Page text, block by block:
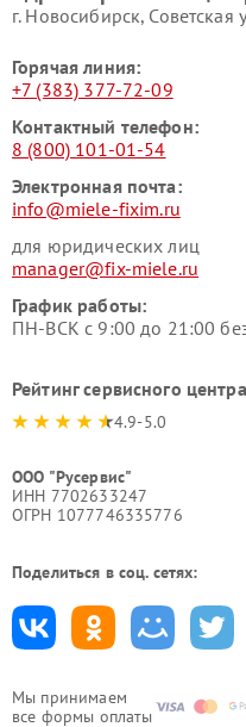
Мы принимаем
все формы оплаты
г. Новосибирск, Советская
Горячая линия:
+7 (383) 377-72-09
Контактный телефон:
8 (800) 101-01-54
Электронная почта:
info@miele-fixim.ru
для юридических лиц
manager@fix-miele.ru
График работы:
ПН-ВСК с 9:00 до 21:00
Рейтинг сервисного центра
4.9-5.0
ООО "Русервис"
ИНН 7702633247
ОГРН 1077746335776
Поделиться в соц. сетях: